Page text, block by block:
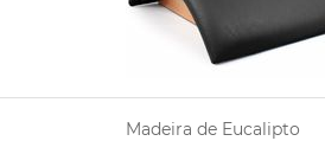
Madeira de Eucalipto